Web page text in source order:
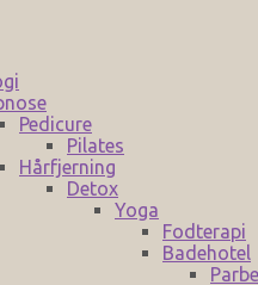
Pedicure
Pilates
Hårfjerning
Detox
Yoga
Fodterapi
Badehotel